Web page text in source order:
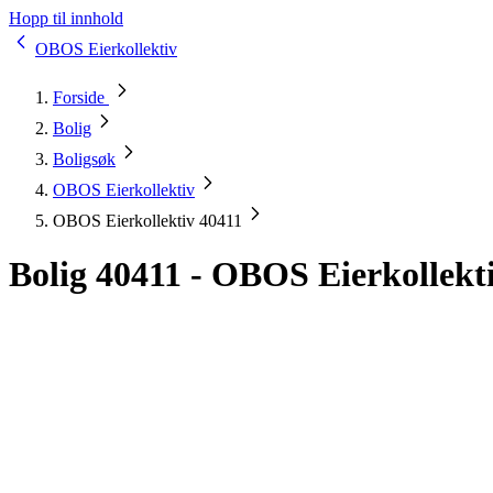
Hopp til innhold
OBOS Eierkollektiv
Forside
Bolig
Boligsøk
OBOS Eierkollektiv
OBOS Eierkollektiv 40411
Bolig 40411 - OBOS